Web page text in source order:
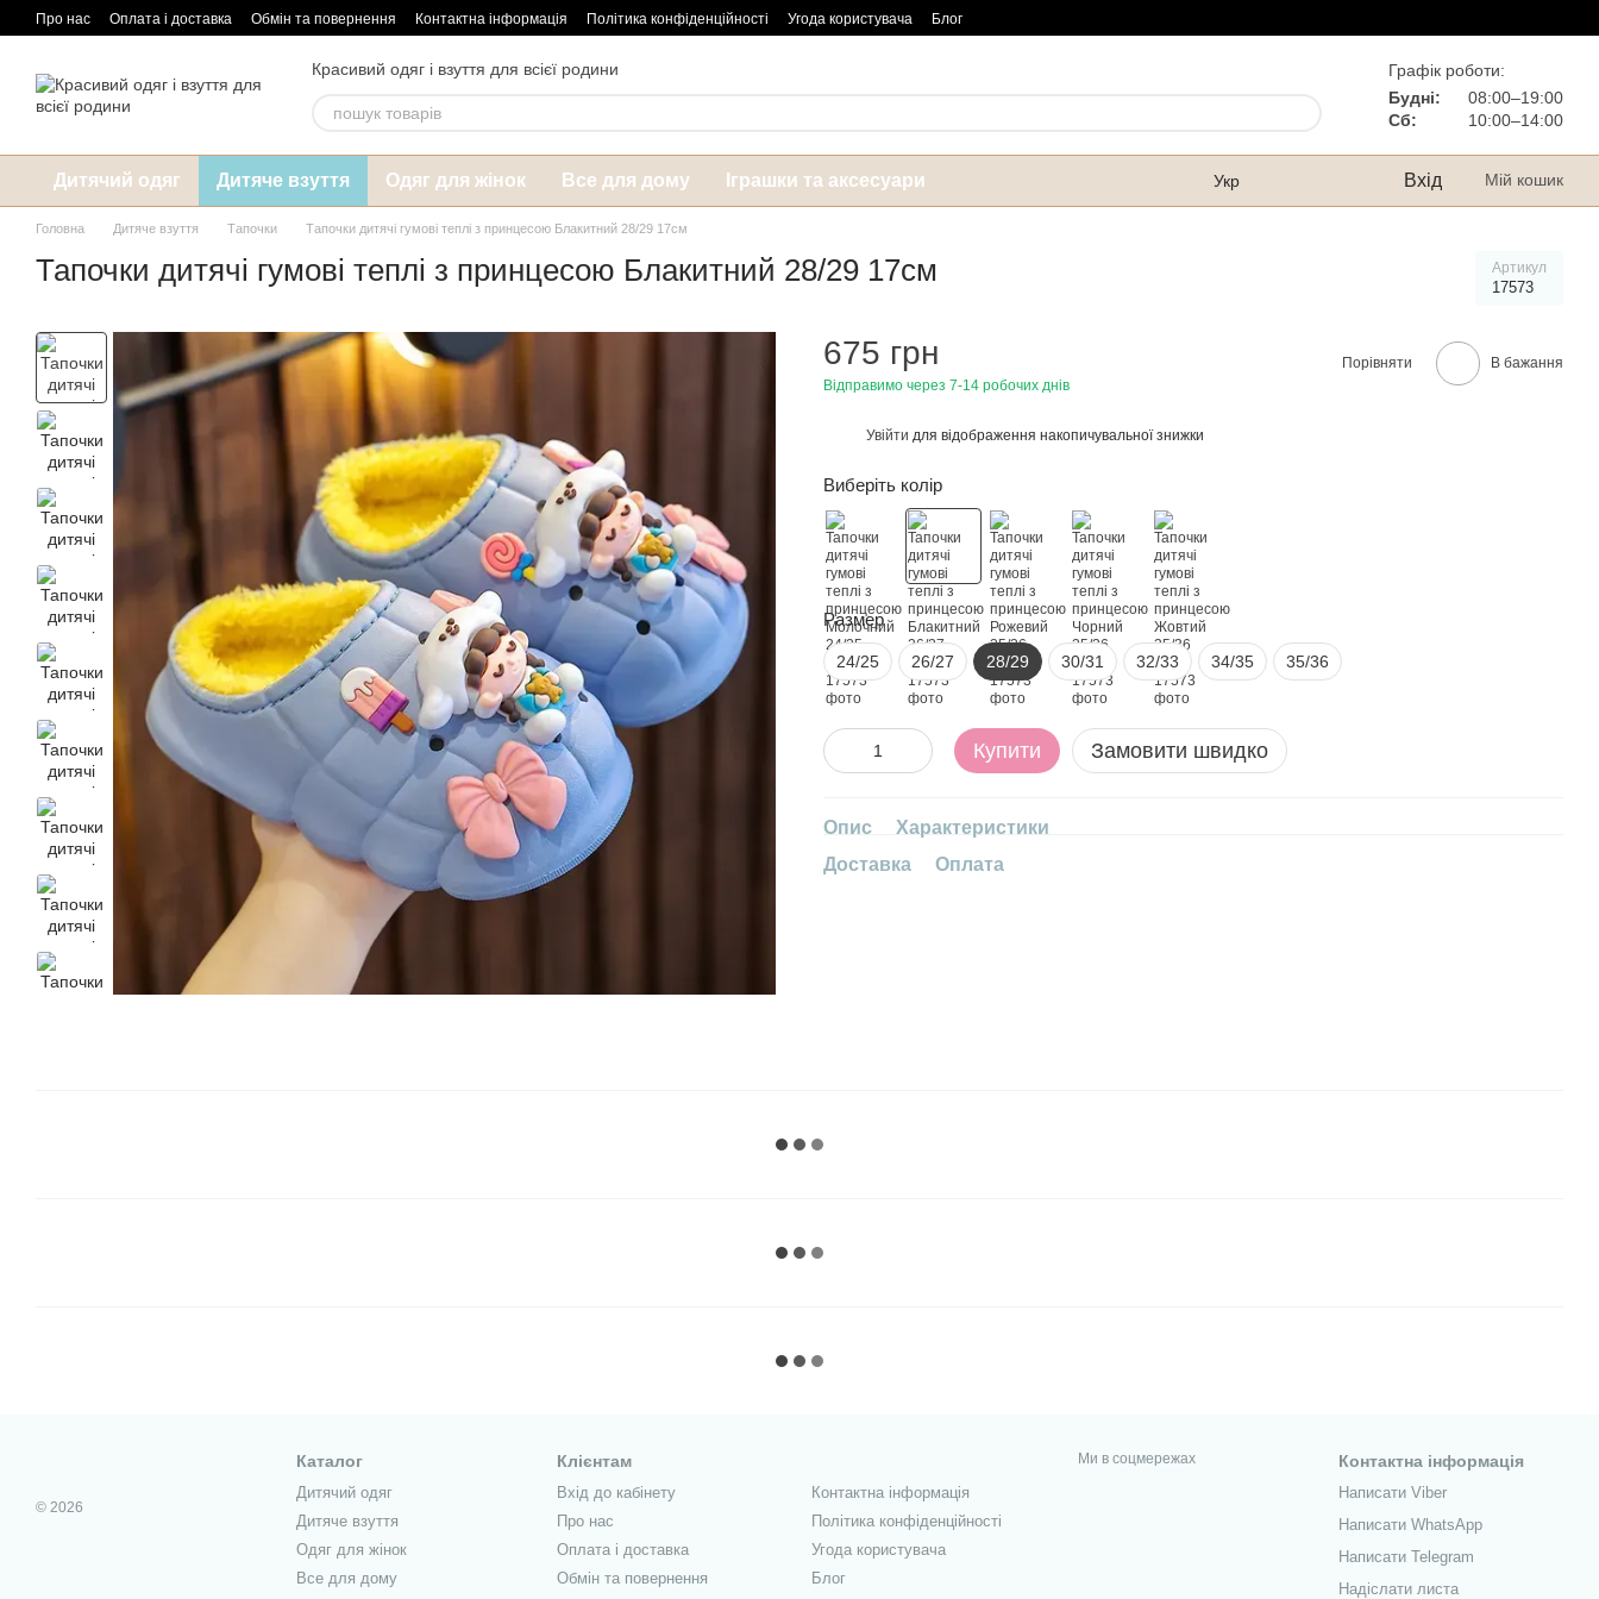
Перейти до основного контенту
Про нас Оплата і доставка Обмін та повернення Контактна інформація Політика конфіденційності Угода користувача Блог
Красивий одяг і взуття для всієї родини
Графік роботи:
Будні:
08:00–19:00
Сб:
10:00–14:00
Дитячий одяг Дитяче взуття Одяг для жінок Все для дому Іграшки та аксесуари Укр Вхід Мій кошик
Головна Дитяче взуття Тапочки Тапочки дитячі гумові теплі з принцесою Блакитний 28/29 17см
Тапочки дитячі гумові теплі з принцесою Блакитний 28/29 17см Артикул
17573
675 грн
Відправимо через 7-14 робочих днів
Порівняти В бажання
Увійти для відображення накопичувальної знижки
Виберіть колір
Размер
24/25 26/27 28/29 30/31 32/33 34/35 35/36
Купити Замовити швидко
Опис
Характеристики
Доставка
Оплата
© 2026
Каталог
Дитячий одяг
Дитяче взуття
Одяг для жінок
Все для дому
Клієнтам
Вхід до кабінету
Про нас
Оплата і доставка
Обмін та повернення
Контактна інформація
Політика конфіденційності
Угода користувача
Блог
Ми в соцмережах Контактна інформація
Написати Viber
Написати WhatsApp
Написати Telegram
Надіслати листа